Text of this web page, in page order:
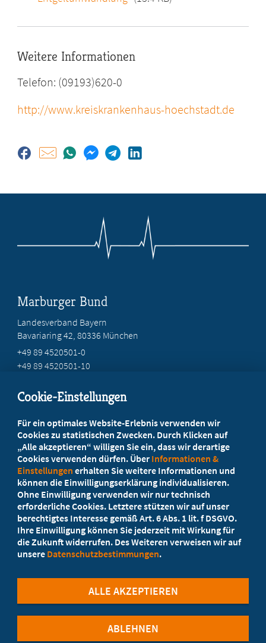
Weitere Informationen
Telefon: (09193)620-0
http://www.kreiskrankenhaus-hoechstadt.de
Marburger Bund
Landesverband Bayern
Bavariaring 42, 80336 München
+49 89 4520501-0
+49 89 4520501-10
Ihr Landesverband berät Sie!
Ansprechpartner
Werden Sie jetzt Mitglied
5 Vorteile einer MB-Mitgliedschaft
Cookie-Einstellungen
Für ein optimales Website-Erlebnis verwenden wir
Cookies zu statistischen Zwecken. Durch Klicken auf
„Alle akzeptieren“ willigen Sie ein, dass wir derartige
Cookies verwenden dürfen. Über Informationen &
Einstellungen erhalten Sie weitere Informationen und
können die Einwilligungserklärung individualisieren.
Ohne Einwilligung verwenden wir nur technisch
erforderliche Cookies. Letztere stützen wir auf unser
berechtigtes Interesse gemäß Art. 6 Abs. 1 lit. f DSGVO.
Ihre Einwilligung können Sie jederzeit mit Wirkung für
die Zukunft widerrufen. Des Weiteren verweisen wir auf
unsere Datenschutzbestimmungen.
ABLEHNEN
ALLE AKZEPTIEREN